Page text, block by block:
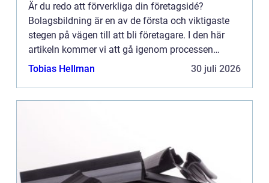
Är du redo att förverkliga din företagsidé?
Bolagsbildning är en av de första och viktigaste
stegen på vägen till att bli företagare. I den här
artikeln kommer vi att gå igenom processen
f&ou...
Tobias Hellman 30 juli 2026